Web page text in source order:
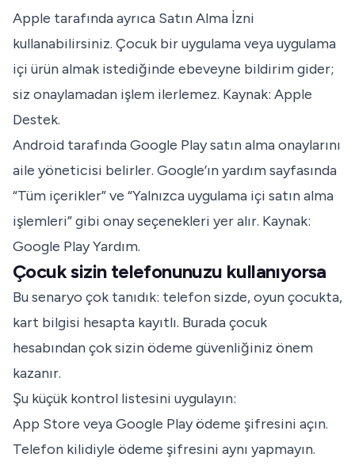
Apple tarafında ayrıca Satın Alma İzni
kullanabilirsiniz. Çocuk bir uygulama veya uygulama
içi ürün almak istediğinde ebeveyne bildirim gider;
siz onaylamadan işlem ilerlemez. Kaynak: Apple
Destek.
Android tarafında Google Play satın alma onaylarını
aile yöneticisi belirler. Google’ın yardım sayfasında
“Tüm içerikler” ve “Yalnızca uygulama içi satın alma
işlemleri” gibi onay seçenekleri yer alır. Kaynak:
Google Play Yardım.
Çocuk sizin telefonunuzu kullanıyorsa
Bu senaryo çok tanıdık: telefon sizde, oyun çocukta,
kart bilgisi hesapta kayıtlı. Burada çocuk
hesabından çok sizin ödeme güvenliğiniz önem
kazanır.
Şu küçük kontrol listesini uygulayın:
App Store veya Google Play ödeme şifresini açın.
Telefon kilidiyle ödeme şifresini aynı yapmayın.